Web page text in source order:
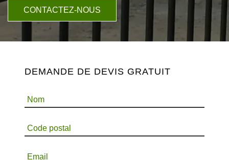
CONTACTEZ-NOUS
DEMANDE DE DEVIS GRATUIT
Nom
Code postal
Email